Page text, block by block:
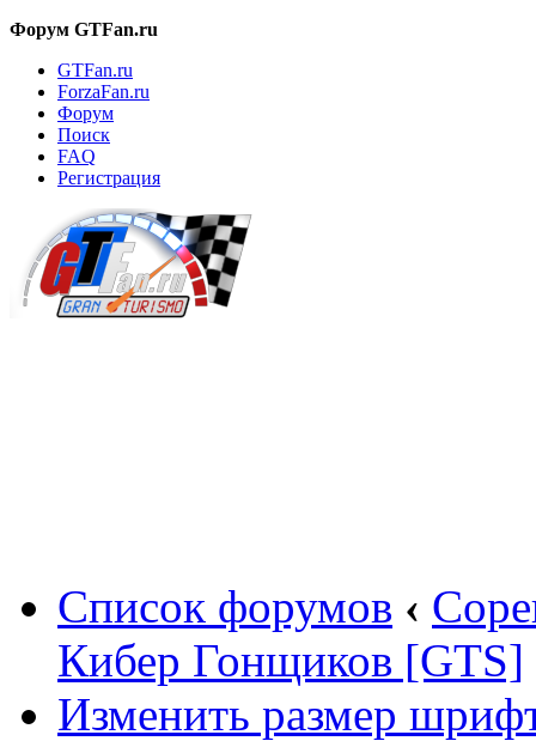
Форум GTFan.ru
GTFan.ru
ForzaFan.ru
Форум
Поиск
FAQ
Регистрация
Список форумов ‹
Кибер Гонщиков [GTS]
Изменить размер